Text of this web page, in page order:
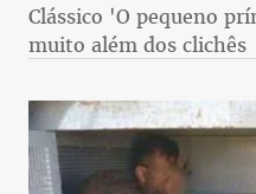
Clássico 'O pequeno
muito além dos clichês